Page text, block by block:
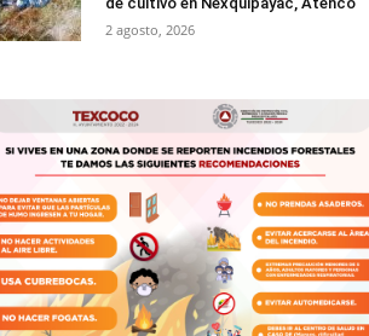
2 agosto, 2026